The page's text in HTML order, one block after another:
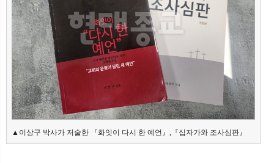
▲이상구 박사가 저술한 『화잇이 다시 한 예언』,『십자가와 조사심판』